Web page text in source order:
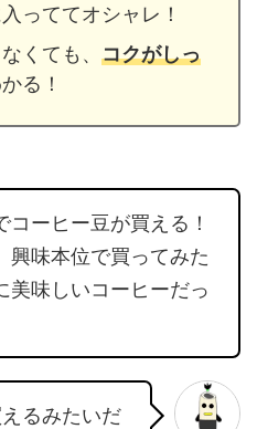
っててオシャレ！
くても、 コクがしっ
る！
コーヒー豆が買える！
興味本位で買ってみた
美味しいコーヒーだっ
るみたいだ